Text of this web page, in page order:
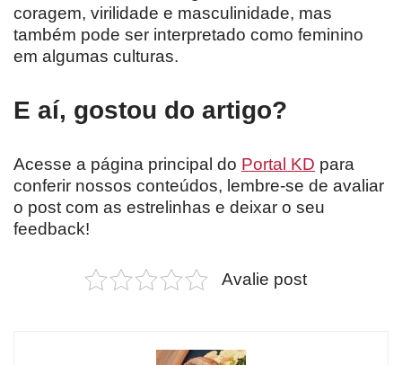
coragem, virilidade e masculinidade, mas
também pode ser interpretado como feminino
em algumas culturas.
E aí, gostou do artigo?
Acesse a página principal do Portal KD para
conferir nossos conteúdos, lembre-se de avaliar
o post com as estrelinhas e deixar o seu
feedback!
Avalie post